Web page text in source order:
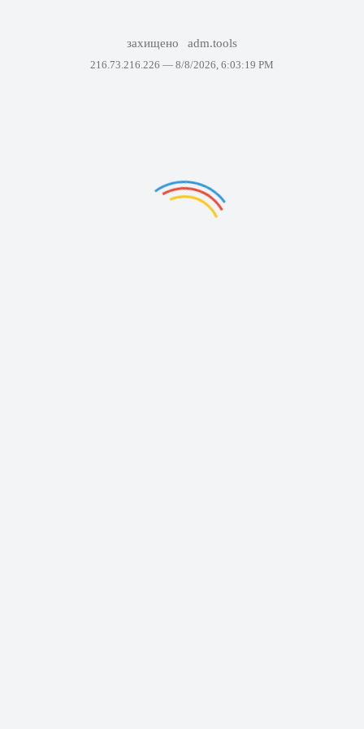
захищено adm.tools
216.73.216.226 — 8/8/2026, 6:03:19 PM